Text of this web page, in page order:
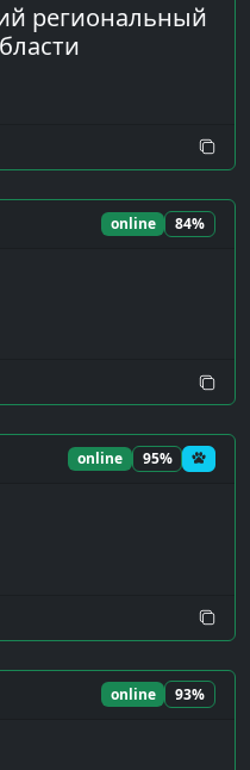
региональный
online 84%
online 95%
online 93%